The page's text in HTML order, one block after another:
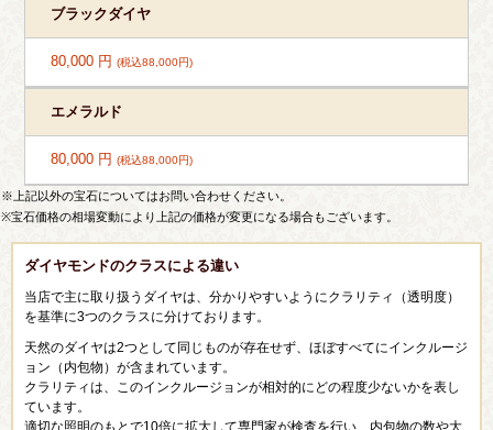
ブラックダイヤ
80,000 円(税込88,000円)
エメラルド
80,000 円(税込88,000円)
※上記以外の宝石についてはお問い合わせください。
※宝石価格の相場変動により上記の価格が変更になる場合もございます。
ダイヤモンドのクラスによる違い
当店で主に取り扱うダイヤは、分かりやすいようにクラリティ（透明度）
を基準に3つのクラスに分けております。
天然のダイヤは2つとして同じものが存在せず、ほぼすべてにインクルージ
ョン（内包物）が含まれています。
クラリティは、このインクルージョンが相対的にどの程度少ないかを表し
ています。
適切な照明のもとで10倍に拡大して専門家が検査を行い、内包物の数や大